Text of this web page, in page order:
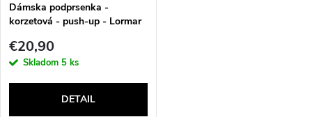
Dámska podprsenka -
korzetová - push-up - Lormar
€20,90
Skladom 5 ks
DETAIL